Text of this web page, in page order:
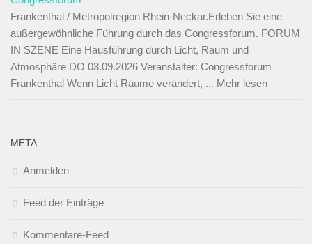
Frankenthal / Metropolregion Rhein-Neckar.Erleben Sie eine
außergewöhnliche Führung durch das Congressforum. FORUM
IN SZENE Eine Hausführung durch Licht, Raum und
Atmosphäre DO 03.09.2026 Veranstalter: Congressforum
Frankenthal Wenn Licht Räume verändert, ... Mehr lesen
META
Anmelden
Feed der Einträge
Kommentare-Feed